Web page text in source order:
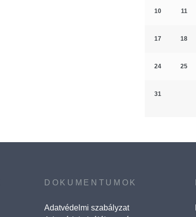
10 11
17 18
24 25
31
DOKUMENTUMOK
Adatvédelmi szabályzat